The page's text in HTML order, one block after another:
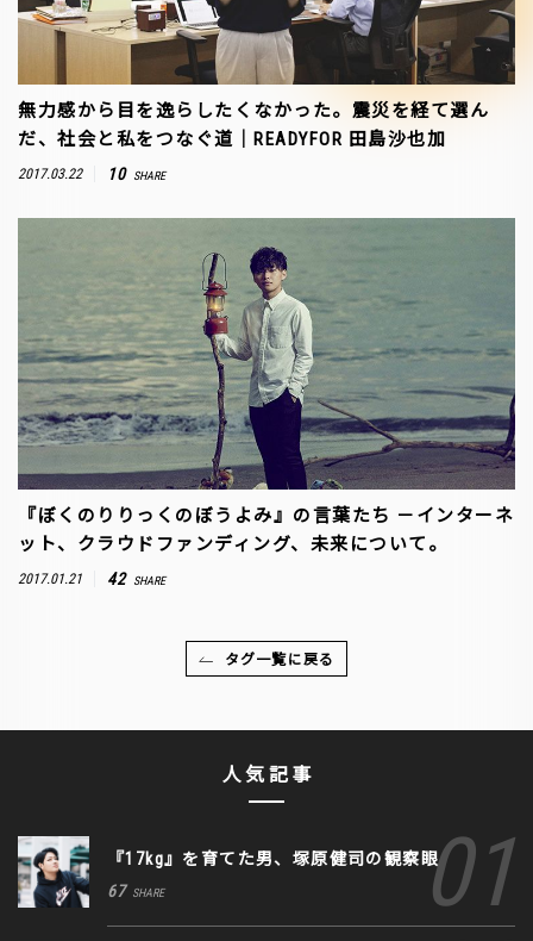
無力感から目を逸らしたくなかった。震災を経て選ん
だ、社会と私をつなぐ道｜READYFOR 田島沙也加
2017.03.22 10 SHARE
『ぼくのりりっくのぼうよみ』の言葉たち －インターネ
ット、クラウドファンディング、未来について。
2017.01.21 42 SHARE
タグ一覧に戻る
人気記事
『17kg』を育てた男、塚原健司の観察眼
67 SHARE